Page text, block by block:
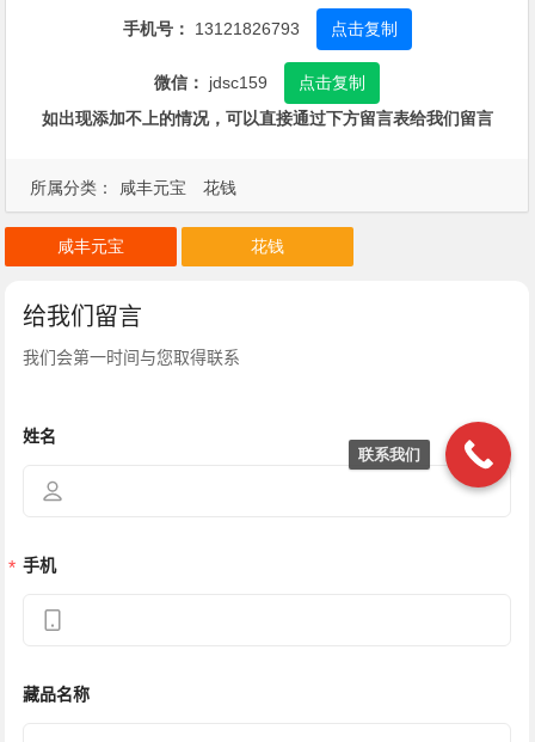
所属分类： 咸丰元宝 花钱
手机号： 13121826793 点击复制
微信： jdsc159
点击复制
如出现添加不上的情况，可以直接通过下方留言表给我们留言
咸丰元宝 花钱
联系我们